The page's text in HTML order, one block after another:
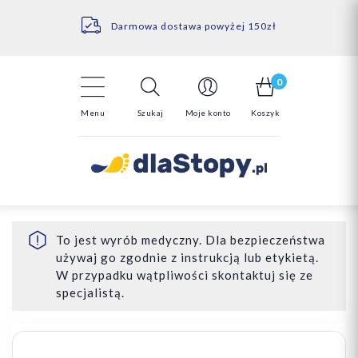
Darmowa dostawa powyżej 150zł
14 Dni na darmowy zwrot*
Menu Szukaj Moje konto
0
Koszyk
To jest wyrób medyczny. Dla bezpieczeństwa
używaj go zgodnie z instrukcją lub etykietą.
W przypadku wątpliwości skontaktuj się ze
specjalistą.